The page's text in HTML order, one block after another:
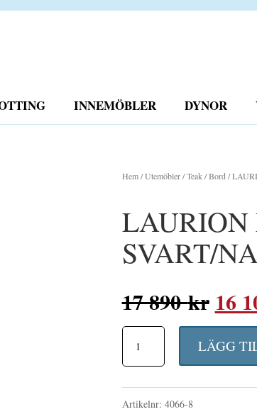
INNEMÖBLER DYNOR
Hem/Utemöbler/Teak /Bord /
SVART/
17 890kr Det
var:
17
16
MATBORD
SVART/NATUR
TRÄ
LÄGG
Artikelnr: 4066-8